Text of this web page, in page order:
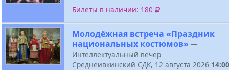
Билеты в наличии: 180
Молодёжная встреча «Праздник
национальных костюмов» —
Интеллектуальный вечер
Среднеивкинский СДК, 12 августа 2026 14:00